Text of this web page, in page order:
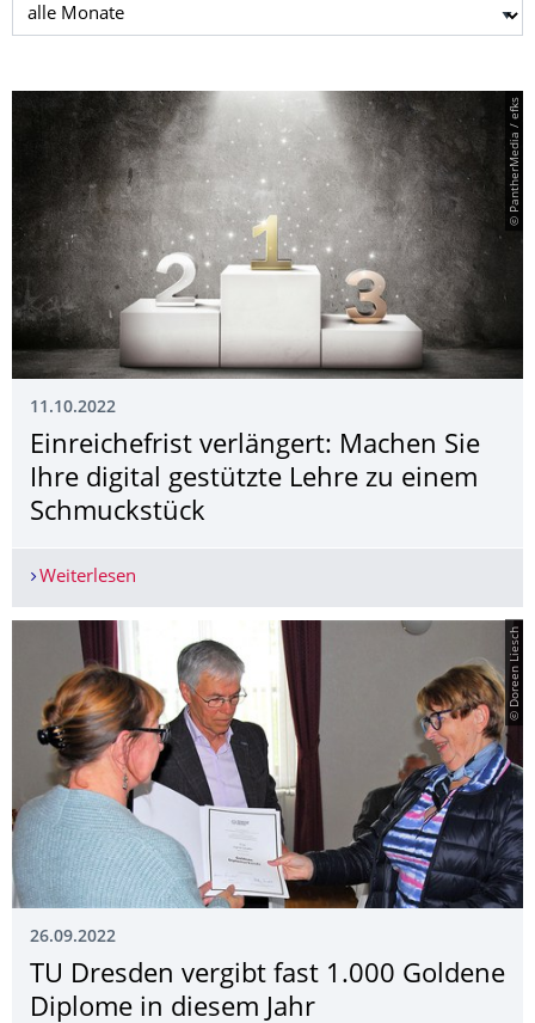
Monat auswählen
© PantherMedia / efks
11.10.2022
Einreichefrist verlängert: Machen Sie
Ihre digital gestützte Lehre zu einem
Schmuckstück
Weiterlesen
© Doreen Liesch
26.09.2022
TU Dresden vergibt fast 1.000 Goldene
Diplome in diesem Jahr